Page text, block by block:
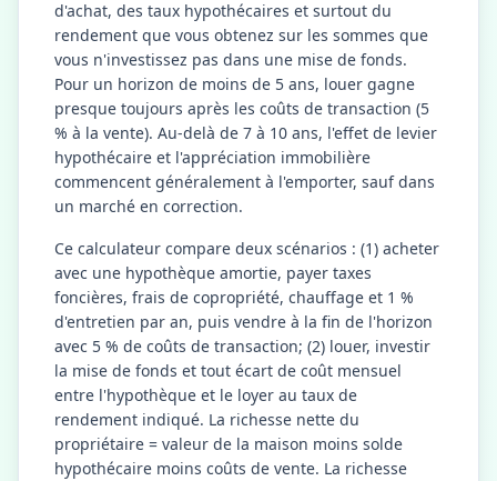
d'achat, des taux hypothécaires et surtout du
rendement que vous obtenez sur les sommes que
vous n'investissez pas dans une mise de fonds.
Pour un horizon de moins de 5 ans, louer gagne
presque toujours après les coûts de transaction (5
% à la vente). Au-delà de 7 à 10 ans, l'effet de levier
hypothécaire et l'appréciation immobilière
commencent généralement à l'emporter, sauf dans
un marché en correction.
Ce calculateur compare deux scénarios : (1) acheter
avec une hypothèque amortie, payer taxes
foncières, frais de copropriété, chauffage et 1 %
d'entretien par an, puis vendre à la fin de l'horizon
avec 5 % de coûts de transaction; (2) louer, investir
la mise de fonds et tout écart de coût mensuel
entre l'hypothèque et le loyer au taux de
rendement indiqué. La richesse nette du
propriétaire = valeur de la maison moins solde
hypothécaire moins coûts de vente. La richesse